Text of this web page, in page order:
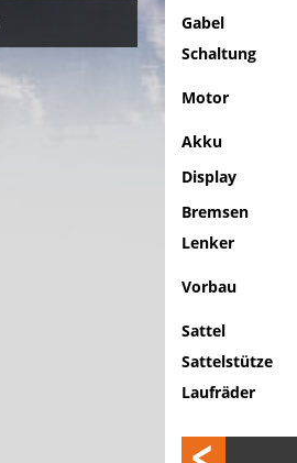
Gabel
Schaltung
Motor
Akku
Display
Bremsen
Lenker
Vorbau
Sattel
Sattelstütze
Laufräder